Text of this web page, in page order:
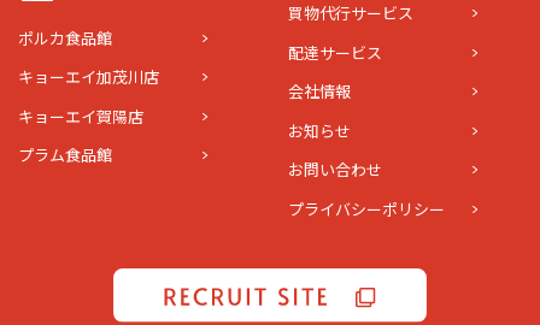
ポルカ食品館
キョーエイ加茂川店
キョーエイ賀陽店
プラム食品館
買物代行サービス
配達サービス
会社情報
お知らせ
お問い合わせ
プライバシーポリシー